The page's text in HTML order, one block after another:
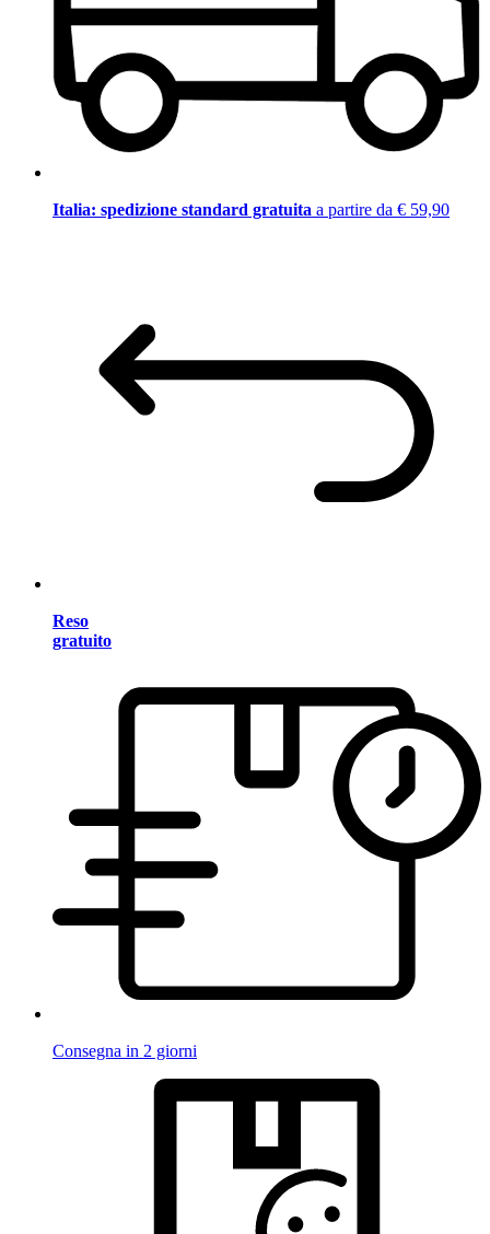
Italia: spedizione standard gratuita a partire da € 59,90
Reso
gratuito
Consegna in 2 giorni